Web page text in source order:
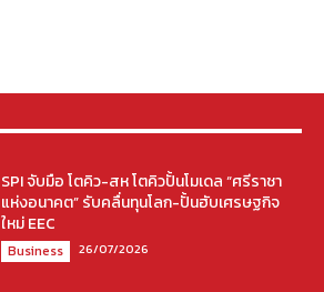
SPI จับมือ โตคิว-สห โตคิวปั้นโมเดล “ศรีราชา
แห่งอนาคต” รับคลื่นทุนโลก-ปั้นฮับเศรษฐกิจ
ใหม่ EEC
Business 26/07/2026